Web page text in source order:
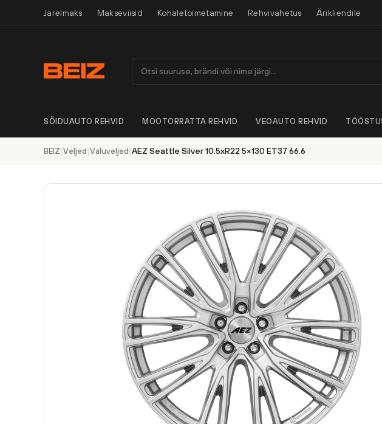
Järelmaks Makseviisid Kohaletoimetamine Rehvivahetus Ärikliendile
SÕIDUAUTO REHVID MOOTORRATTA REHVID VEOAUTO REHVID
BEIZ |Veljed |Valuveljed |AEZ Seattle Silver 10.5xR22 5×130 ET37 66.6